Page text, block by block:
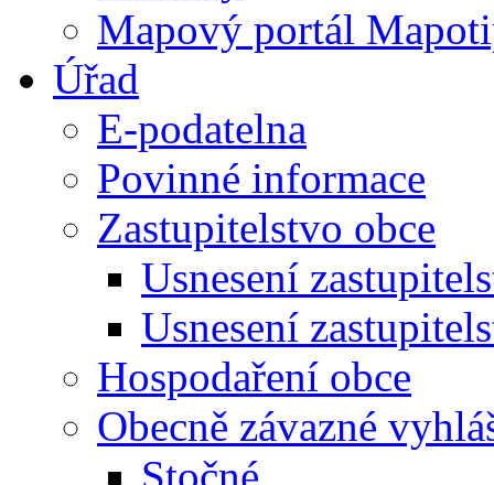
Mapový portál
Úřad
E-podatelna
Povinné informace
Zastupitelstvo obce
Usnesení
Usnesení
Hospodaření obce
Obecně závazné
Stočné